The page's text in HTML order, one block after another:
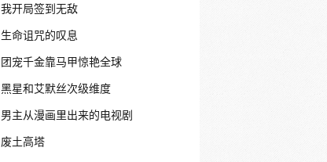
我开局签到无敌
生命诅咒的叹息
团宠千金靠马甲惊艳全球
黑星和艾默丝次级维度
男主从漫画里出来的电视剧
废土高塔